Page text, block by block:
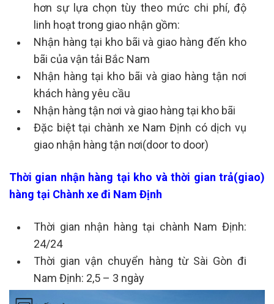
hơn sự lựa chọn tùy theo mức chi phí, độ
linh hoạt trong giao nhận gồm:
Nhận hàng tại kho bãi và giao hàng đến kho
bãi của vận tải Bắc Nam
Nhận hàng tại kho bãi và giao hàng tận nơi
khách hàng yêu cầu
Nhận hàng tận nơi và giao hàng tại kho bãi
Đặc biệt tại chành xe Nam Định có dịch vụ
giao nhận hàng tận nơi(door to door)
Thời gian nhận hàng tại kho và thời gian trả(giao)
hàng tại Chành xe đi Nam Định
Thời gian nhận hàng tại chành Nam Định:
24/24
Thời gian vận chuyển hàng từ Sài Gòn đi
Nam Định: 2,5 – 3 ngày